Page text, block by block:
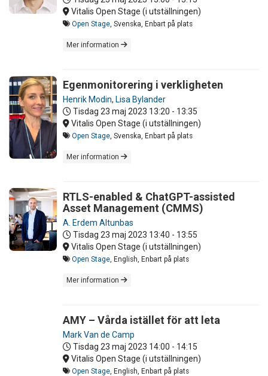
Vitalis Open Stage (i utställningen)
Open Stage , Svenska, Enbart på plats
Mer information
Egenmonitorering i verkligheten
Henrik Modin, Lisa Bylander
Tisdag 23 maj 2023 13:20 - 13:35
Vitalis Open Stage (i utställningen)
Open Stage , Svenska, Enbart på plats
Mer information
RTLS-enabled & ChatGPT-assisted
Asset Management (CMMS)
A. Erdem Altunbas
Tisdag 23 maj 2023 13:40 - 13:55
Vitalis Open Stage (i utställningen)
Open Stage , English, Enbart på plats
Mer information
AMY – Vårda istället för att leta
Mark Van de Camp
Tisdag 23 maj 2023 14:00 - 14:15
Vitalis Open Stage (i utställningen)
Open Stage , English, Enbart på plats